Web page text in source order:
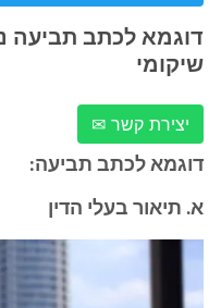
דוגמא לכתב תביעה
שיקומי
יצירת קשר ✉
דוגמא לכתב תביעה:
א. תיאור בעלי הדין